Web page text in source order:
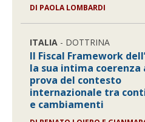
DI PAOLA LOMBARDI
ITALIA - DOTTRINA
Il Fiscal Framework
la sua intima coerenza
prova del contesto
internazionale tra
e cambiamenti